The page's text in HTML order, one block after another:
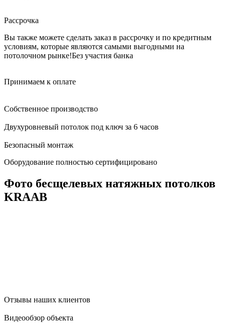
Рассрочка
Вы также можете сделать заказ в рассрочку и по кредитным
условиям, которые являются самыми выгодными на
потолочном рынке!Без участия банка
Принимаем к оплате
Собственное производство
Двухуровневый потолок под ключ за 6 часов
Безопасный монтаж
Оборудование полностью сертифицировано
Фото бесщелевых натяжных потолков
KRAAB
Отзывы наших клиентов
Видеообзор объекта